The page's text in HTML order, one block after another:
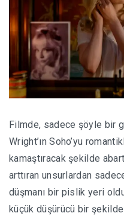
Filmde, sadece şöyle bir
Wright’ın Soho’yu
kamaştıracak şekilde
arttıran unsurlardan
düşmanı bir pislik yeri
küçük düşürücü bir